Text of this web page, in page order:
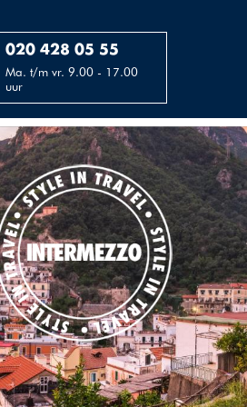
020 428 05 55
Ma. t/m vr. 9.00 - 17.00
uur